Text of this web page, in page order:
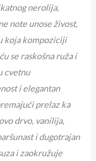
nerolija,
note unose živost,
koja kompoziciji
se raskošna ruža i
cvetnu
i elegantan
prelaz ka
drvo, vanilija,
i dugotrajan
i zaokružuje